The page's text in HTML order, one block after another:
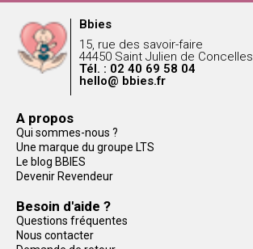
Bbies
15, rue des savoir-faire
44450 Saint Julien de Concelles
Tél. : 02 40 69 58 04
hello@ bbies.fr
A propos
Qui sommes-nous ?
Une marque du groupe LTS
Le blog BBIES
Devenir Revendeur
Besoin d'aide ?
Questions fréquentes
Nous contacter